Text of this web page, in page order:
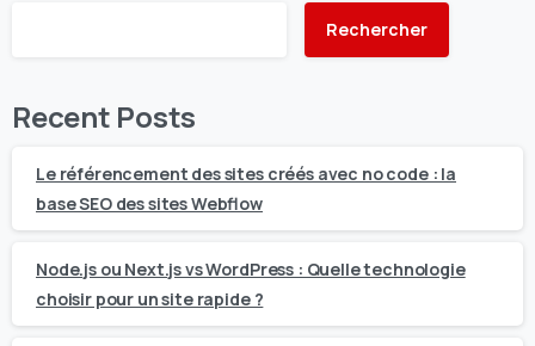
Rechercher
Recent Posts
Le référencement des sites créés avec no code : la
base SEO des sites Webflow
Node.js ou Next.js vs WordPress : Quelle technologie
choisir pour un site rapide ?